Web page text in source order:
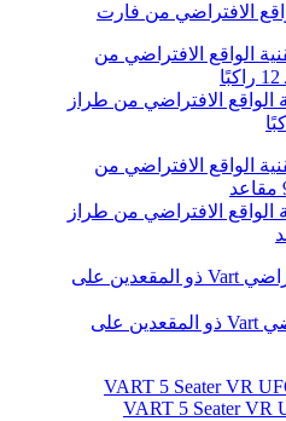
الافتراضي من فارت
الواقع الافتراضي من طراز
الواقع الافتراضي من طراز
جهاز الواقع الافتراضي Vart ذو المقعدين على
VART 5 Seater VR